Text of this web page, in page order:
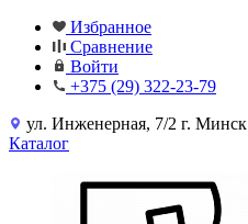
Избранное
Сравнение
Войти
+375 (29) 322-23-79
ул. Инженерная, 7/2 г. Минск
Каталог